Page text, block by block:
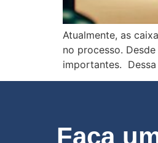
Atualmente, as
no processo.
importantes.
Faça